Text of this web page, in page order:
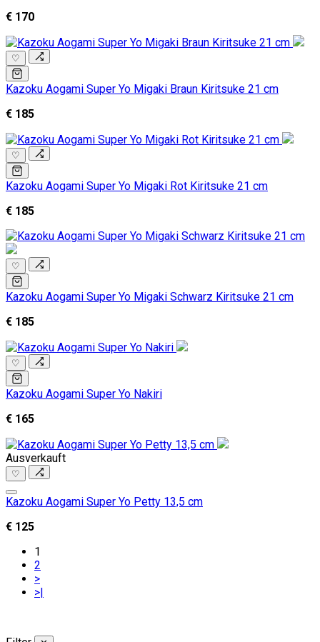
€ 170
♡
Kazoku Aogami Super Yo Migaki Braun Kiritsuke 21 cm
€ 185
♡
Kazoku Aogami Super Yo Migaki Rot Kiritsuke 21 cm
€ 185
♡
Kazoku Aogami Super Yo Migaki Schwarz Kiritsuke 21 cm
€ 185
♡
Kazoku Aogami Super Yo Nakiri
€ 165
Ausverkauft
♡
Kazoku Aogami Super Yo Petty 13,5 cm
€ 125
1
2
>
>|